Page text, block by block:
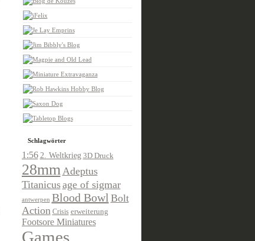
Schlagwörter
1:56 2. Weltkrieg 3D Druck
28mmAdeptus
Titanicusage of sigmar
antwerpen Blood Bowl Bolt
Action Crisis erweiterung
Footsore Miniatures
Games